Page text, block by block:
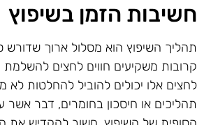
הזמן בשיפוץ
השיפוץ הוא מסלול ארוך שדורש
משקיעים חווים לחצים להשלמת
אלו יכולים להוביל להחלטות לא
או חיסכון בחומרים, דבר אשר